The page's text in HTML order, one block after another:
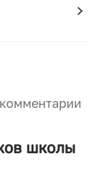
школы